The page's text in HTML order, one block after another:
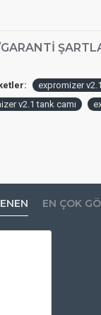
expromizer
v2.1 tank camı
EN ÇOK